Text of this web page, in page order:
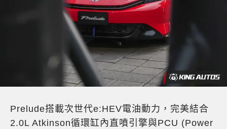
Prelude搭載次世代e:HEV電油動力，完美結合
2.0L Atkinson循環缸內直噴引擎與PCU (Power